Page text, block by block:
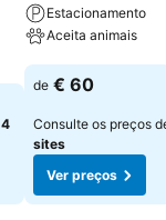
4
Estacionamento
Aceita animais
Ver preços
de € 60
Consulte os preços
sites
Ver preços